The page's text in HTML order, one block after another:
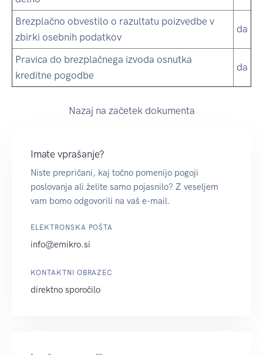
Brezplačno obvestilo o razultatu poizvedbe v
zbirki osebnih podatkov
da
Pravica do brezplačnega izvoda osnutka
kreditne pogodbe
da
Nazaj na začetek dokumenta
Imate vprašanje?
Niste prepričani, kaj točno pomenijo pogoji
poslovanja ali želite samo pojasnilo? Z veseljem
vam bomo odgovorili na vaš e-mail.
ELEKTRONSKA POŠTA
info@emikro.si
KONTAKTNI OBRAZEC
direktno sporočilo